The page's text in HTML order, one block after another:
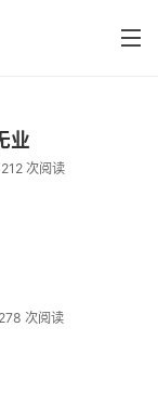
业
次阅读
次阅读